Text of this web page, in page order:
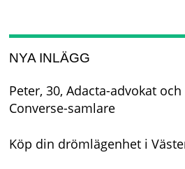
NYA INLÄGG
Peter, 30, Adacta-advokat
Converse-samlare
Köp din drömlägenhet i